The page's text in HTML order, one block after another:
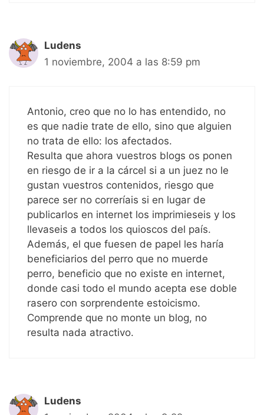
Ludens
1 noviembre, 2004 a las 8:59 pm
Antonio, creo que no lo has entendido, no
es que nadie trate de ello, sino que alguien
no trata de ello: los afectados.
Resulta que ahora vuestros blogs os ponen
en riesgo de ir a la cárcel si a un juez no le
gustan vuestros contenidos, riesgo que
parece ser no correríais si en lugar de
publicarlos en internet los imprimieseis y los
llevaseis a todos los quioscos del país.
Además, el que fuesen de papel les haría
beneficiarios del perro que no muerde
perro, beneficio que no existe en internet,
donde casi todo el mundo acepta ese doble
rasero con sorprendente estoicismo.
Comprende que no monte un blog, no
resulta nada atractivo.
Ludens